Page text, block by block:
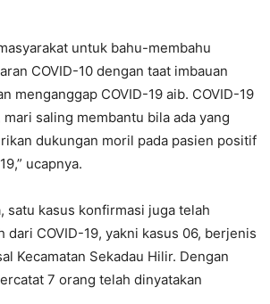
untuk bahu-membahu
COVID-10 dengan taat imbauan
menganggap COVID-19 aib. COVID-19
saling membantu bila ada yang
dukungan moril pada pasien positif
ucapnya.
satu kasus konfirmasi juga telah
dari COVID-19, yakni kasus 06, berjenis
Kecamatan Sekadau Hilir. Dengan
7 orang telah dinyatakan